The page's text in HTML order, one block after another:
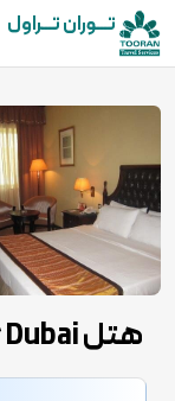
تـــوران تـــراول
هتل Mayfair Dubai